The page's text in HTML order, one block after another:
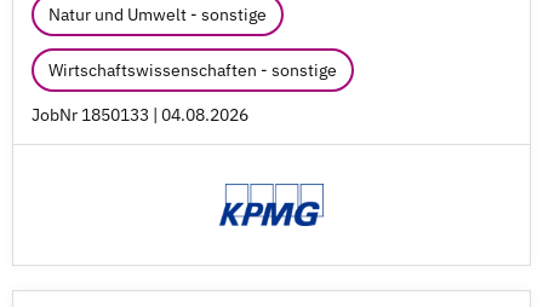
Natur und Umwelt - sonstige
Wirtschaftswissenschaften - sonstige
JobNr 1850133 | 04.08.2026